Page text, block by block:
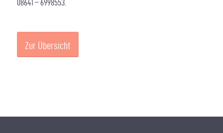
08641 – 6998553.
Zur Übersicht